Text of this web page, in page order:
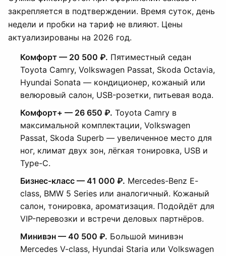
закрепляется в подтверждении. Время суток, день
недели и пробки на тариф не влияют. Цены
актуализированы на 2026 год.
Комфорт — 20 500 ₽. Пятиместный седан
Toyota Camry, Volkswagen Passat, Skoda Octavia,
Hyundai Sonata — кондиционер, кожаный или
велюровый салон, USB-розетки, питьевая вода.
Комфорт+ — 26 650 ₽. Toyota Camry в
максимальной комплектации, Volkswagen
Passat, Skoda Superb — увеличенное место для
ног, климат двух зон, лёгкая тонировка, USB и
Type-C.
Бизнес-класс — 41 000 ₽. Mercedes-Benz E-
class, BMW 5 Series или аналогичный. Кожаный
салон, тонировка, ароматизация. Подойдёт для
VIP-перевозки и встречи деловых партнёров.
Минивэн — 40 500 ₽. Большой минивэн
Mercedes V-class, Hyundai Staria или Volkswagen